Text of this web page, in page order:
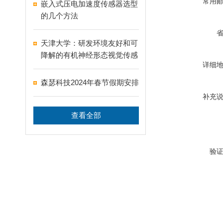
嵌入式压电加速度传感器选型
的几个方法
天津大学：研发环境友好和可
降解的有机神经形态视觉传感
器
森瑟科技2024年春节假期安排
查看全部
详细
补充
验